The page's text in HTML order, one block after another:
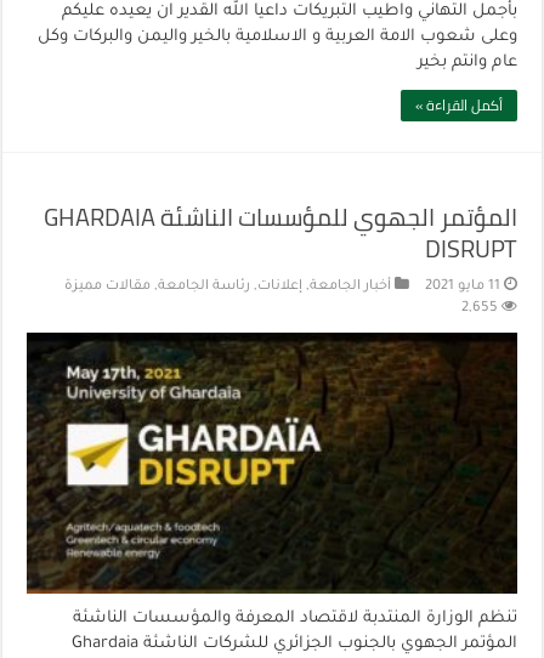
بأجمل التهاني واطيب التبريكات داعيا الله القدير ان يعيده عليكم
وعلى شعوب الامة العربية و الاسلامية بالخير واليمن والبركات وكل
عام وانتم بخير
أكمل القراءة »
المؤتمر الجهوي للمؤسسات الناشئة GHARDAIA
DISRUPT
11 مايو 2021 أخبار الجامعة, إعلانات, رئاسة الجامعة, مقالات مميزة
2,655
تنظم الوزارة المنتدبة لاقتصاد المعرفة والمؤسسات الناشئة
المؤتمر الجهوي بالجنوب الجزائري للشركات الناشئة Ghardaia